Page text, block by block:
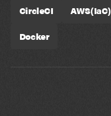
CircleCI AWS(IaC)
Docker